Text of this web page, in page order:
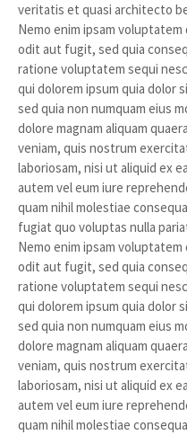
veritatis et quasi architecto
Nemo enim ipsam
odit aut fugit, sed quia
ratione voluptatem sequi
qui dolorem ipsum quia dolor
sed quia non numquam eius
dolore magnam aliquam
veniam, quis nostrum
laboriosam, nisi ut aliquid ex
autem vel eum iure
quam nihil molestiae
fugiat quo voluptas nulla
Nemo enim ipsam
odit aut fugit, sed quia
ratione voluptatem sequi
qui dolorem ipsum quia dolor
sed quia non numquam eius
dolore magnam aliquam
veniam, quis nostrum
laboriosam, nisi ut aliquid ex
autem vel eum iure
quam nihil molestiae